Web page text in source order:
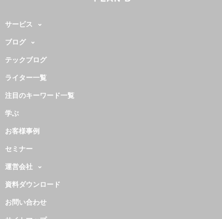
サービス
ブログ
テックブログ
ライター一覧
注目のキーワード一覧
学ぶ
お客様事例
セミナー
運営会社
資料ダウンロード
お問い合わせ